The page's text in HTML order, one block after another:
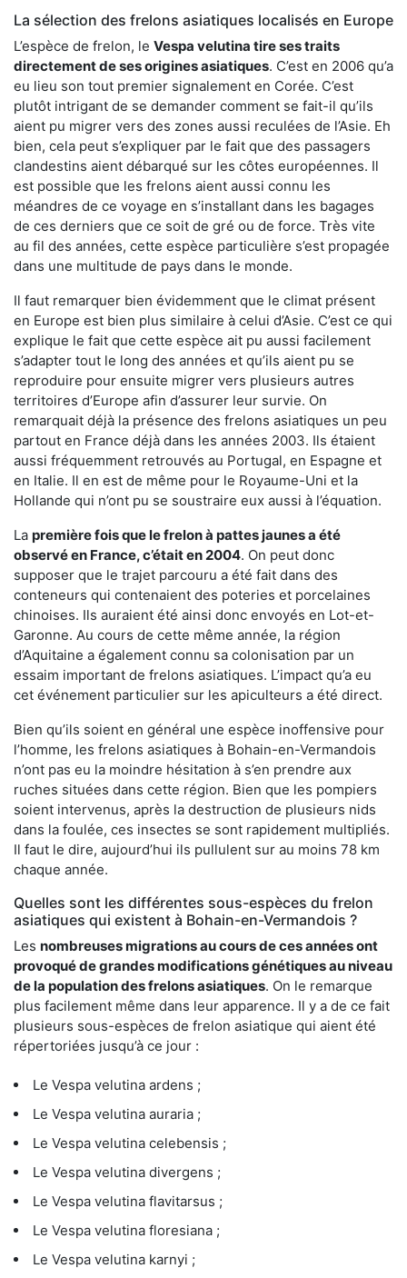
La sélection des frelons asiatiques localisés en Europe
L’espèce de frelon, le Vespa velutina tire ses traits
directement de ses origines asiatiques. C’est en 2006 qu’a
eu lieu son tout premier signalement en Corée. C’est
plutôt intrigant de se demander comment se fait-il qu’ils
aient pu migrer vers des zones aussi reculées de l’Asie. Eh
bien, cela peut s’expliquer par le fait que des passagers
clandestins aient débarqué sur les côtes européennes. Il
est possible que les frelons aient aussi connu les
méandres de ce voyage en s’installant dans les bagages
de ces derniers que ce soit de gré ou de force. Très vite
au fil des années, cette espèce particulière s’est propagée
dans une multitude de pays dans le monde.
Il faut remarquer bien évidemment que le climat présent
en Europe est bien plus similaire à celui d’Asie. C’est ce qui
explique le fait que cette espèce ait pu aussi facilement
s’adapter tout le long des années et qu’ils aient pu se
reproduire pour ensuite migrer vers plusieurs autres
territoires d’Europe afin d’assurer leur survie. On
remarquait déjà la présence des frelons asiatiques un peu
partout en France déjà dans les années 2003. Ils étaient
aussi fréquemment retrouvés au Portugal, en Espagne et
en Italie. Il en est de même pour le Royaume-Uni et la
Hollande qui n’ont pu se soustraire eux aussi à l’équation.
La première fois que le frelon à pattes jaunes a été
observé en France, c’était en 2004. On peut donc
supposer que le trajet parcouru a été fait dans des
conteneurs qui contenaient des poteries et porcelaines
chinoises. Ils auraient été ainsi donc envoyés en Lot-et-
Garonne. Au cours de cette même année, la région
d’Aquitaine a également connu sa colonisation par un
essaim important de frelons asiatiques. L’impact qu’a eu
cet événement particulier sur les apiculteurs a été direct.
Bien qu’ils soient en général une espèce inoffensive pour
l’homme, les frelons asiatiques à Bohain-en-Vermandois
n’ont pas eu la moindre hésitation à s’en prendre aux
ruches situées dans cette région. Bien que les pompiers
soient intervenus, après la destruction de plusieurs nids
dans la foulée, ces insectes se sont rapidement multipliés.
Il faut le dire, aujourd’hui ils pullulent sur au moins 78 km
chaque année.
Quelles sont les différentes sous-espèces du frelon
asiatiques qui existent à Bohain-en-Vermandois ?
Les nombreuses migrations au cours de ces années ont
provoqué de grandes modifications génétiques au niveau
de la population des frelons asiatiques. On le remarque
plus facilement même dans leur apparence. Il y a de ce fait
plusieurs sous-espèces de frelon asiatique qui aient été
répertoriées jusqu’à ce jour :
Le Vespa velutina ardens ;
Le Vespa velutina auraria ;
Le Vespa velutina celebensis ;
Le Vespa velutina divergens ;
Le Vespa velutina flavitarsus ;
Le Vespa velutina floresiana ;
Le Vespa velutina karnyi ;